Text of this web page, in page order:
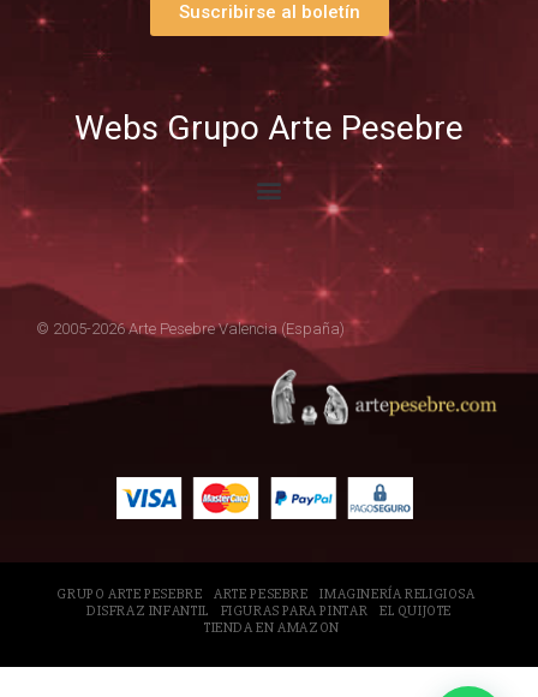
Suscribirse al boletín
Webs Grupo Arte Pesebre
© 2005-2026 Arte Pesebre Valencia (España)
GRUPO ARTE PESEBRE ARTE PESEBRE
IMAGINERÍA RELIGIOSA
DISFRAZ INFANTIL
FIGURAS PARA PINTAR
EL QUIJOTE
TIENDA EN AMAZON